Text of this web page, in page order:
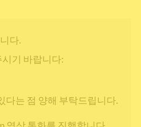
다.
기 바랍니다:
다는 점 양해 부탁드립니다.